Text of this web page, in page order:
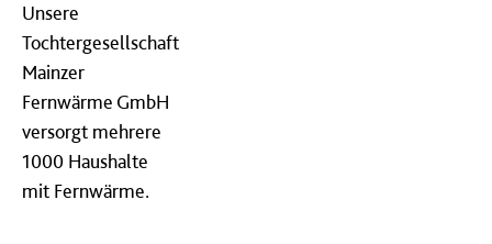
Unsere
Tochtergesellschaft
Mainzer
Fernwärme GmbH
versorgt mehrere
1000 Haushalte
mit Fernwärme.